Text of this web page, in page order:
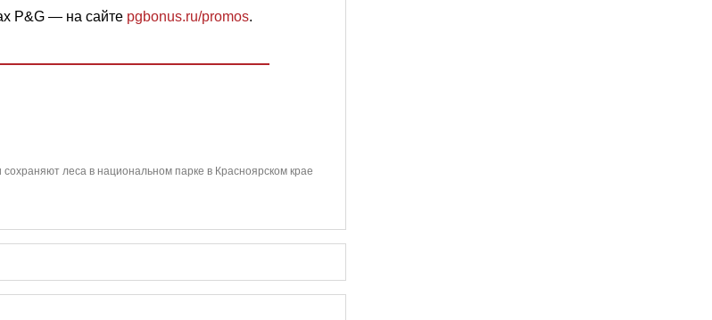
P&G — на сайте pgbonus.ru/promos.
сохраняют леса в национальном парке в Красноярском крае